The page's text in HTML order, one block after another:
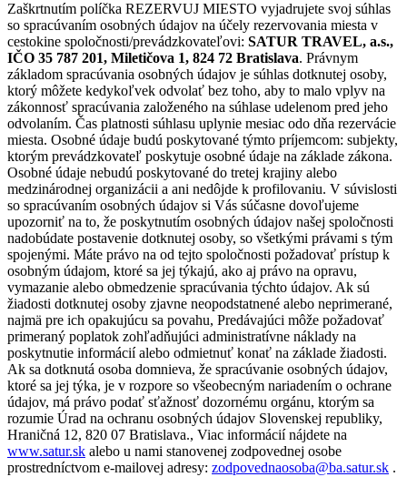
Zaškrtnutím políčka REZERVUJ MIESTO vyjadrujete svoj súhlas
so spracúvaním osobných údajov na účely rezervovania miesta v
cestokine spoločnosti/prevádzkovateľovi: SATUR TRAVEL, a.s.,
IČO 35 787 201, Miletičova 1, 824 72 Bratislava. Právnym
základom spracúvania osobných údajov je súhlas dotknutej osoby,
ktorý môžete kedykoľvek odvolať bez toho, aby to malo vplyv na
zákonnosť spracúvania založeného na súhlase udelenom pred jeho
odvolaním. Čas platnosti súhlasu uplynie mesiac odo dňa rezervácie
miesta. Osobné údaje budú poskytované týmto príjemcom: subjekty,
ktorým prevádzkovateľ poskytuje osobné údaje na základe zákona.
Osobné údaje nebudú poskytované do tretej krajiny alebo
medzinárodnej organizácii a ani nedôjde k profilovaniu. V súvislosti
so spracúvaním osobných údajov si Vás súčasne dovoľujeme
upozorniť na to, že poskytnutím osobných údajov našej spoločnosti
nadobúdate postavenie dotknutej osoby, so všetkými právami s tým
spojenými. Máte právo na od tejto spoločnosti požadovať prístup k
osobným údajom, ktoré sa jej týkajú, ako aj právo na opravu,
vymazanie alebo obmedzenie spracúvania týchto údajov. Ak sú
žiadosti dotknutej osoby zjavne neopodstatnené alebo neprimerané,
najmä pre ich opakujúcu sa povahu, Predávajúci môže požadovať
primeraný poplatok zohľadňujúci administratívne náklady na
poskytnutie informácií alebo odmietnuť konať na základe žiadosti.
Ak sa dotknutá osoba domnieva, že spracúvanie osobných údajov,
ktoré sa jej týka, je v rozpore so všeobecným nariadením o ochrane
údajov, má právo podať sťažnosť dozornému orgánu, ktorým sa
rozumie Úrad na ochranu osobných údajov Slovenskej republiky,
Hraničná 12, 820 07 Bratislava., Viac informácií nájdete na
www.satur.sk alebo u nami stanovenej zodpovednej osobe
prostredníctvom e-mailovej adresy: zodpovednaosoba@ba.satur.sk .